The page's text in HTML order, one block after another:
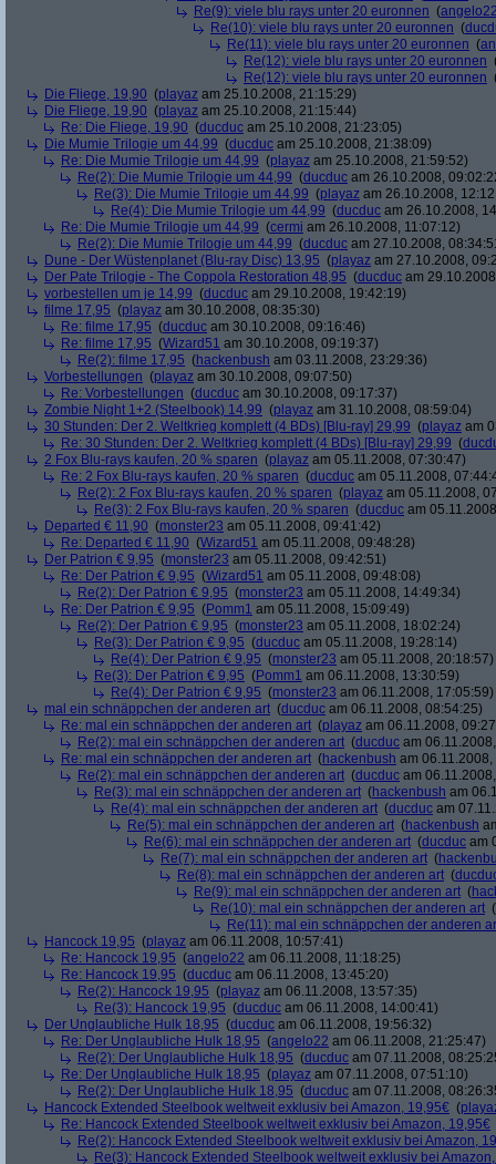
Re(9): viele blu rays unter 20 euronnen (
Re(10): viele blu rays unter 20 euronnen (
Re(11): viele blu rays unter 20 euronnen (
Re(12): viele blu rays unter 20 euronnen
Re(12): viele blu rays unter 20 euronnen
Die Fliege, 19,90 (playaz am 25.10.2008, 21:15:29)
Die Fliege, 19,90 (playaz am 25.10.2008, 21:15:44)
Re: Die Fliege, 19,90 (ducduc am 25.10.2008, 21:23:05)
Die Mumie Trilogie um 44,99 (ducduc am 25.10.2008, 21:38:09)
Re: Die Mumie Trilogie um 44,99 (playaz am 25.10.2008, 21:59:52)
Re(2): Die Mumie Trilogie um 44,99 (ducduc am 26.10.2008,
Re(3): Die Mumie Trilogie um 44,99 (playaz am 26.10.2008,
Re(4): Die Mumie Trilogie um 44,99 (ducduc am 26.10.2008,
Re: Die Mumie Trilogie um 44,99 (cermi am 26.10.2008, 11:07:12)
Re(2): Die Mumie Trilogie um 44,99 (ducduc am 27.10.2008,
Dune - Der Wüstenplanet (Blu-ray Disc) 13,95 (playaz am 27.10.2008,
Der Pate Trilogie - The Coppola Restoration 48,95 (ducduc am
vorbestellen um je 14,99 (ducduc am 29.10.2008, 19:42:19)
filme 17,95 (playaz am 30.10.2008, 08:35:30)
Re: filme 17,95 (ducduc am 30.10.2008, 09:16:46)
Re: filme 17,95 (Wizard51 am 30.10.2008, 09:19:37)
Re(2): filme 17,95 (hackenbush am 03.11.2008, 23:29:36)
Vorbestellungen (playaz am 30.10.2008, 09:07:50)
Re: Vorbestellungen (ducduc am 30.10.2008, 09:17:37)
Zombie Night 1+2 (Steelbook) 14,99 (playaz am 31.10.2008, 08:59:04)
30 Stunden: Der 2. Weltkrieg komplett (4 BDs) [Blu-ray] 29,99 (playaz am
Re: 30 Stunden: Der 2. Weltkrieg komplett (4 BDs) [Blu-ray] 29,99 (
2 Fox Blu-rays kaufen, 20 % sparen (playaz am 05.11.2008, 07:30:47)
Re: 2 Fox Blu-rays kaufen, 20 % sparen (ducduc am 05.11.2008,
Re(2): 2 Fox Blu-rays kaufen, 20 % sparen (playaz am 05.11.2008,
Re(3): 2 Fox Blu-rays kaufen, 20 % sparen (ducduc am
Departed € 11,90 (monster23 am 05.11.2008, 09:41:42)
Re: Departed € 11,90 (Wizard51 am 05.11.2008, 09:48:28)
Der Patrion € 9,95 (monster23 am 05.11.2008, 09:42:51)
Re: Der Patrion € 9,95 (Wizard51 am 05.11.2008, 09:48:08)
Re(2): Der Patrion € 9,95 (monster23 am 05.11.2008, 14:49:34)
Re: Der Patrion € 9,95 (Pomm1 am 05.11.2008, 15:09:49)
Re(2): Der Patrion € 9,95 (monster23 am 05.11.2008, 18:02:24)
Re(3): Der Patrion € 9,95 (ducduc am 05.11.2008, 19:28:14)
Re(4): Der Patrion € 9,95 (monster23 am 05.11.2008, 20:18:57)
Re(3): Der Patrion € 9,95 (Pomm1 am 06.11.2008, 13:30:59)
Re(4): Der Patrion € 9,95 (monster23 am 06.11.2008, 17:05:59)
mal ein schnäppchen der anderen art (ducduc am 06.11.2008, 08:54:25)
Re: mal ein schnäppchen der anderen art (playaz am 06.11.2008,
Re(2): mal ein schnäppchen der anderen art (ducduc am
Re: mal ein schnäppchen der anderen art (hackenbush am
Re(2): mal ein schnäppchen der anderen art (ducduc am
Re(3): mal ein schnäppchen der anderen art (hackenbush am
Re(4): mal ein schnäppchen der anderen art (ducduc am
Re(5): mal ein schnäppchen der anderen art (hackenbush
Re(6): mal ein schnäppchen der anderen art (ducduc am
Re(7): mal ein schnäppchen der anderen art (
Re(8): mal ein schnäppchen der anderen art (
Re(9): mal ein schnäppchen der anderen art (
Re(10): mal ein schnäppchen der anderen art (
Re(11): mal ein schnäppchen der anderen
Hancock 19,95 (playaz am 06.11.2008, 10:57:41)
Re: Hancock 19,95 (angelo22 am 06.11.2008, 11:18:25)
Re: Hancock 19,95 (ducduc am 06.11.2008, 13:45:20)
Re(2): Hancock 19,95 (playaz am 06.11.2008, 13:57:35)
Re(3): Hancock 19,95 (ducduc am 06.11.2008, 14:00:41)
Der Unglaubliche Hulk 18,95 (ducduc am 06.11.2008, 19:56:32)
Re: Der Unglaubliche Hulk 18,95 (angelo22 am 06.11.2008, 21:25:47)
Re(2): Der Unglaubliche Hulk 18,95 (ducduc am 07.11.2008,
Re: Der Unglaubliche Hulk 18,95 (playaz am 07.11.2008, 07:51:10)
Re(2): Der Unglaubliche Hulk 18,95 (ducduc am 07.11.2008,
Hancock Extended Steelbook weltweit exklusiv bei Amazon, 19,95€ (
Re: Hancock Extended Steelbook weltweit exklusiv bei Amazon, 19,95€
Re(2): Hancock Extended Steelbook weltweit exklusiv bei Amazon,
Re(3): Hancock Extended Steelbook weltweit exklusiv bei